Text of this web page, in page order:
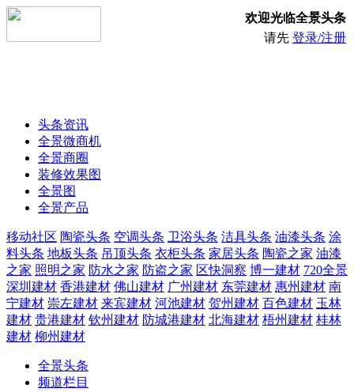
欢迎光临全景头条
请先 登录/注册
头条资讯
全景微商机
全景商圈
装修效果图
全景图
全景产品
移动社区 陶瓷头条 空调头条 卫浴头条 洁具头条 油漆头条 涂
料头条 地板头条 吊顶头条 衣柜头条 家居头条 陶瓷之家 油漆
之家 照明之家 防水之家 防盗之家 区快洞察 博一建材 720全景
深圳建材 香港建材 佛山建材 广州建材 东莞建材 惠州建材 南
宁建材 崇左建材 来宾建材 河池建材 贺州建材 百色建材 玉林
建材 贵港建材 钦州建材 防城港建材 北海建材 梧州建材 桂林
建材 柳州建材
全景头条
频道栏目